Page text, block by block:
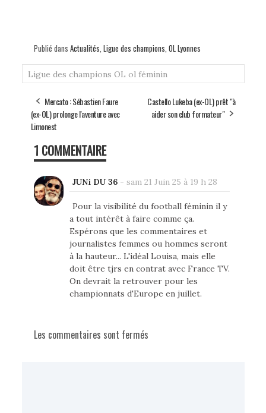
Publié dans Actualités Ligue des champions OL Lyonnes
Ligue des champions OL ol féminin
Mercato : Sébastien Faure
(ex-OL) prolonge l'aventure avec
Limonest
Castello Lukeba (ex-OL) prêt "à
aider son club formateur"
1 COMMENTAIRE
JUNi DU 36- sam 21 Juin 25 à 19 h 28
Pour la visibilité du football féminin il y
a tout intérêt à faire comme ça.
Espérons que les commentaires et
journalistes femmes ou hommes seront
à la hauteur... L'idéal Louisa, mais elle
doit être tjrs en contrat avec France TV.
On devrait la retrouver pour les
championnats d'Europe en juillet.
Les commentaires sont fermés